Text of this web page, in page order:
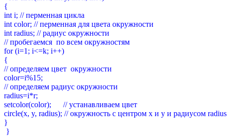
{
int i; // перменная цикла
int color; // перменная для цвета окружности
int radius; // радиус окружности
// пробегаемся по всем окружностям
for (i=1; i<=k; i++)
{
// определяем цвет окружности
color=i%15;
// определяем радиус окружности
radius=i*r;
setcolor(color); // устанавливаем цвет
circle(x, y, radius); // окружность с центром x и y и радиусом radius
}
}